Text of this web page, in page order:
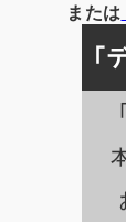
または